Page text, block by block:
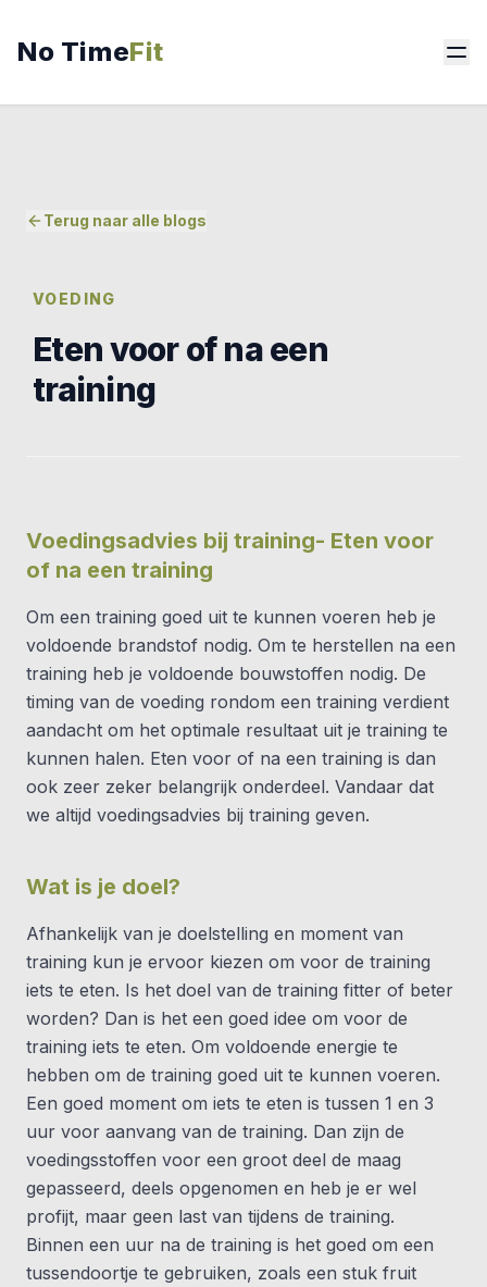
No TimeFit
Terug naar alle blogs
VOEDING
Eten voor of na een
training
Voedingsadvies bij training- Eten voor
of na een training
Om een training goed uit te kunnen voeren heb je
voldoende brandstof nodig. Om te herstellen na een
training heb je voldoende bouwstoffen nodig. De
timing van de voeding rondom een training verdient
aandacht om het optimale resultaat uit je training te
kunnen halen. Eten voor of na een training is dan
ook zeer zeker belangrijk onderdeel. Vandaar dat
we altijd voedingsadvies bij training geven.
Wat is je doel?
Afhankelijk van je doelstelling en moment van
training kun je ervoor kiezen om voor de training
iets te eten. Is het doel van de training fitter of beter
worden? Dan is het een goed idee om voor de
training iets te eten. Om voldoende energie te
hebben om de training goed uit te kunnen voeren.
Een goed moment om iets te eten is tussen 1 en 3
uur voor aanvang van de training. Dan zijn de
voedingsstoffen voor een groot deel de maag
gepasseerd, deels opgenomen en heb je er wel
profijt, maar geen last van tijdens de training.
Binnen een uur na de training is het goed om een
tussendoortje te gebruiken, zoals een stuk fruit